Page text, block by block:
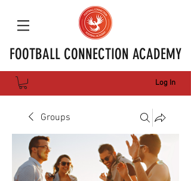
FOOTBALL CONNECTION ACADEMY
Log In
Groups